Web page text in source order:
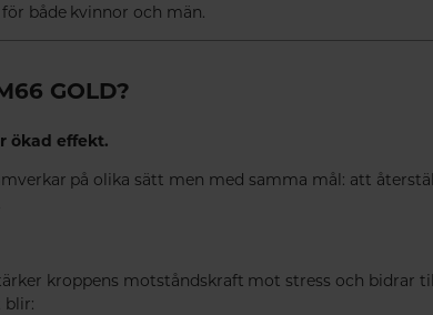
både kvinnor och män.
GOLD?
ökad effekt.
på olika sätt men med samma mål: att
kroppens motståndskraft mot stress och bidrar
blir: